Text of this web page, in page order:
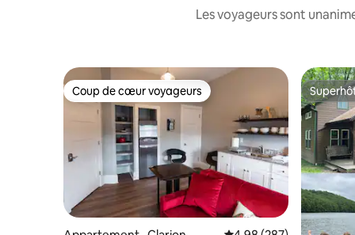
Les voyageurs sont
Coup de cœur voyageurs
Coup de cœur voyageurs